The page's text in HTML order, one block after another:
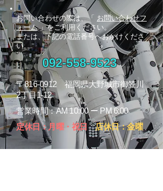
​お問い合わせの際は、「 お問い合わせフ
ォーム」をご利用ください。
または、下記の電話番号へおかけくださ
い。
092-558-9523
〒816-0912 福岡県大野城市御笠川
2丁目1-12
​営業時間：AM 10:00 ー PM 6:00
定休日：月曜・ 祝日店休日：金曜